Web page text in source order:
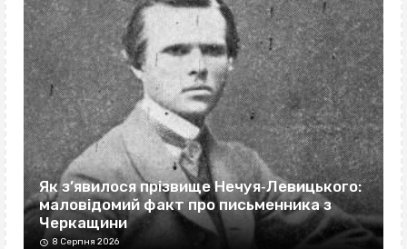
Як з’явилося прізвище Нечуя‐Левицького:
маловідомий факт про письменника з
Черкащини
8 Серпня 2026